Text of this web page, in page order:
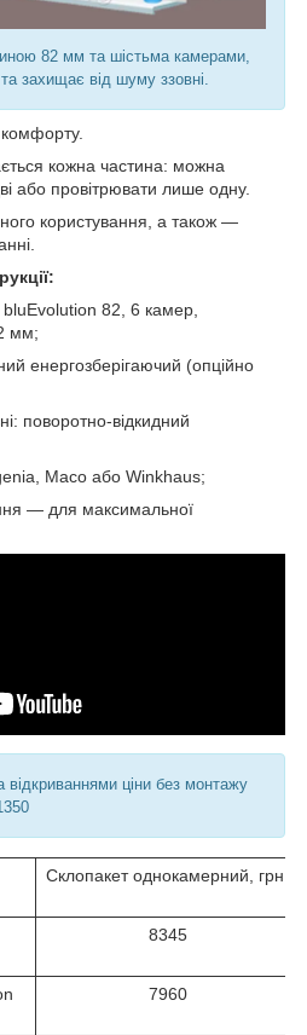
82 мм та шістьма камерами,
захищає від шуму ззовні.
комфорту.
кожна частина: можна
або провітрювати лише одну.
користування, а також —
82, 6 камер,
мм;
енергозберігаючий (опційно
поворотно-відкидний
Maco або Winkhaus;
— для максимальної
відкриваннями ціни без монтажу
Склопакет однокамерний, грн.
8345
7960